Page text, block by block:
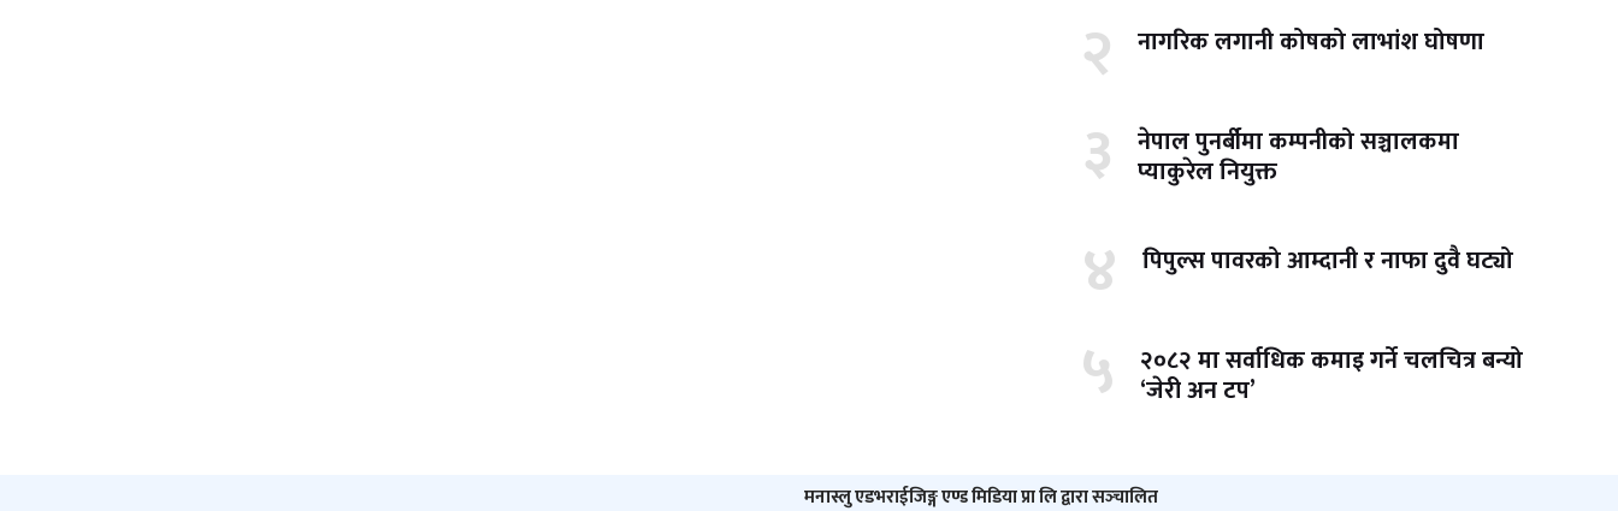
२ नागरिक लगानी कोषको लाभांश घोषणा
३ नेपाल पुनर्बीमा कम्पनीको सञ्चालकमा
प्याकुरेल नियुक्त
४ पिपुल्स पावरको आम्दानी र नाफा दुवै घट्यो
५ २०८२ मा सर्वाधिक कमाइ गर्ने चलचित्र बन्यो
‘जेरी अन टप’
मनास्लु एडभराईजिङ्ग एण्ड मिडिया प्रा लि द्वारा सञ्‍चालित